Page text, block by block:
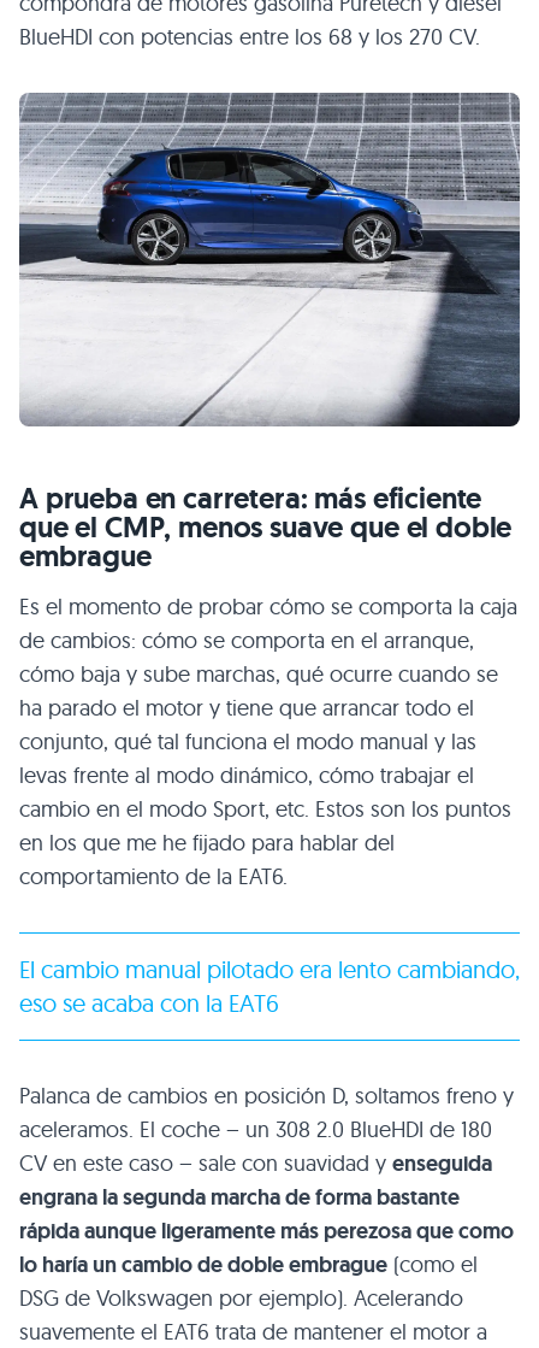
BlueHDI con potencias entre los 68 y los 270 CV.
A prueba en carretera: más eficiente
que el CMP, menos suave que el doble
embrague
Es el momento de probar cómo se comporta la caja
de cambios: cómo se comporta en el arranque,
cómo baja y sube marchas, qué ocurre cuando se
ha parado el motor y tiene que arrancar todo el
conjunto, qué tal funciona el modo manual y las
levas frente al modo dinámico, cómo trabajar el
cambio en el modo Sport, etc. Estos son los puntos
en los que me he fijado para hablar del
comportamiento de la EAT6.
El cambio manual pilotado era lento cambiando,
eso se acaba con la EAT6
Palanca de cambios en posición D, soltamos freno y
aceleramos. El coche – un 308 2.0 BlueHDI de 180
CV en este caso – sale con suavidad y enseguida
engrana la segunda marcha de forma bastante
rápida aunque ligeramente más perezosa que como
lo haría un cambio de doble embrague (como el
DSG de Volkswagen por ejemplo). Acelerando
suavemente el EAT6 trata de mantener el motor a